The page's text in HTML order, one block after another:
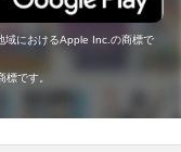
域におけるApple Inc.の商標で
です。